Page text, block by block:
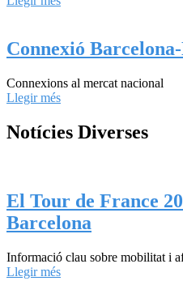
Connexió
Connexions al mercat nacional
Llegir més
Notícies Diverses
El Tour de France
Barcelona
Informació clau sobre mobilitat i
Llegir més